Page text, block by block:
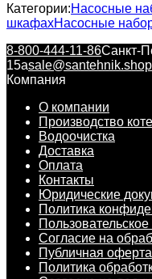
Категории:Насосные
шкафахНасосные
8-800-444-11-86Санкт-
15аsale@santehnik.shop
Компания
О компании
Производство
Водоочистка
Доставка
Оплата
Контакты
Юридические
Политика
Согласие на
Публичная оферта
Политика